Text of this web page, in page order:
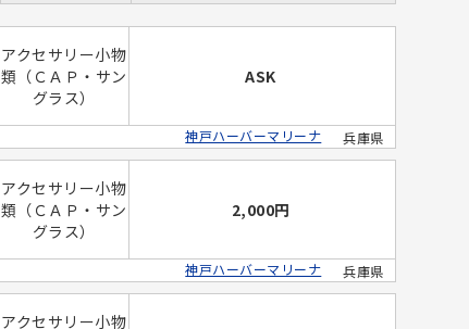
アクセサリー小物
類（ＣＡＰ・サン
グラス）
ASK
兵庫県
神戸ハーバーマリーナ
アクセサリー小物
類（ＣＡＰ・サン
グラス）
2,000円
兵庫県
神戸ハーバーマリーナ
アクセサリー小物